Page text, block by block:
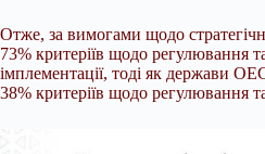
Отже, за вимогами щодо
73% критеріїв щодо регулювання
імплементації, тоді як держави
38% критеріїв щодо регулювання